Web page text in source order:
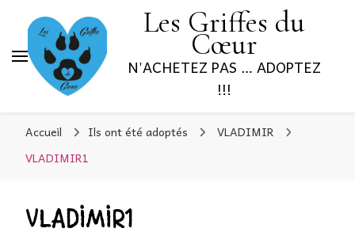
Les Griffes du
Cœur
N'ACHETEZ PAS … ADOPTEZ
!!!
Accueil Ils ont été adoptés
VLADIMIR
VLADIMIR1
VLADIMIR1